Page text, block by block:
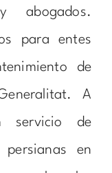
abogados.
para entes
de
A
servicio de
en